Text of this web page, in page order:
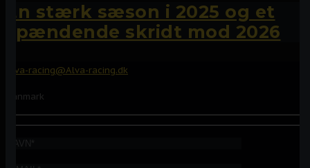
En stærk sæson i 2025 og et
spændende skridt mod 2026
Alva-racing@Alva-racing.dk
Danmark